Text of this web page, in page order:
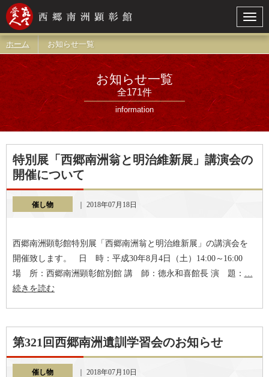
ホーム お知らせ一覧
お知らせ一覧
全171件
information
特別展「西郷南洲翁と明治維新展」講演会の
開催について
催し物 ｜ 2018年07月18日
西郷南洲顕彰館特別展「西郷南洲翁と明治維新展」の講演会を
開催致します。 日 時：平成30年8月4日（土）14:00～16:00
場 所：西郷南洲顕彰館別館 講 師：德永和喜館長 演 題： …
続きを読む
第321回西郷南洲遺訓学習会のお知らせ
催し物 ｜ 2018年07月10日